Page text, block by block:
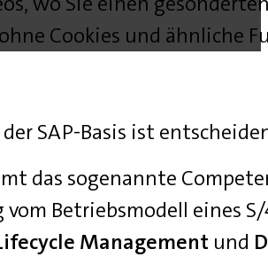
Cookies und ähnliche
SAP-Basis ist
das sogenannte
vom Betriebsmodell eines
Management und